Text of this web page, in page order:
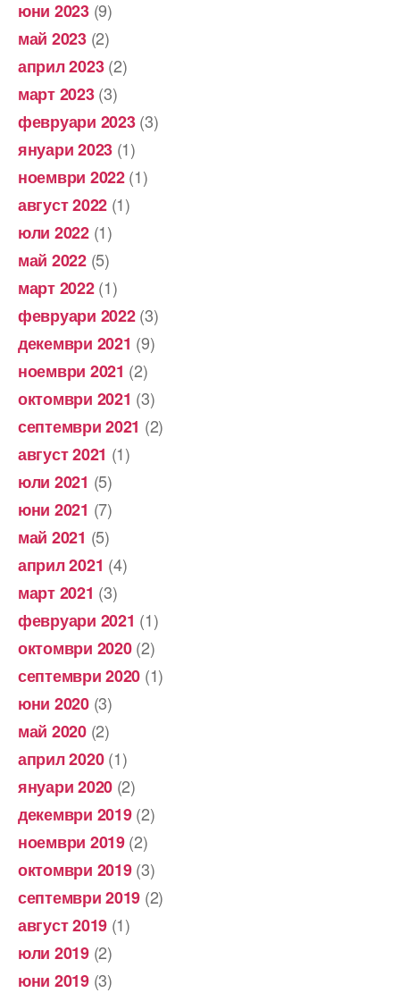
юни 2023(9)
май 2023(2)
април 2023(2)
март 2023(3)
февруари 2023(3)
януари 2023 (1)
ноември 2022(1)
август 2022 (1)
юли 2022(1)
май 2022(5)
март 2022(1)
февруари 2022(3)
декември 2021 (9)
ноември 2021 (2)
октомври 2021 (3)
септември 2021 (2)
август 2021 (1)
юли 2021 (5)
юни 2021 (7)
май 2021 (5)
април 2021 (4)
март 2021 (3)
февруари 2021 (1)
октомври 2020(2)
септември 2020 (1)
юни 2020(3)
май 2020(2)
април 2020(1)
януари 2020 (2)
декември 2019(2)
ноември 2019(2)
октомври 2019(3)
септември 2019 (2)
август 2019 (1)
юли 2019(2)
юни 2019(3)